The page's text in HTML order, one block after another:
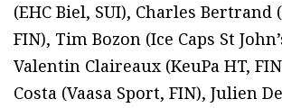
(EHC Biel, SUI), Charles Bertrand
FIN), Tim Bozon (Ice Caps St
Valentin Claireaux (KeuPa HT,
Costa (Vaasa Sport, FIN), Julien